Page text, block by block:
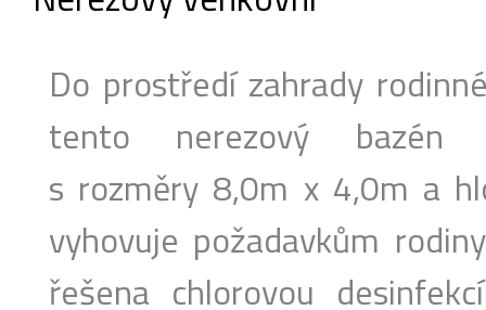
Do prostředí zahrady
tento nerezový bazén
s rozměry 8,0m x 4,0m a
vyhovuje požadavkům
řešena chlorovou